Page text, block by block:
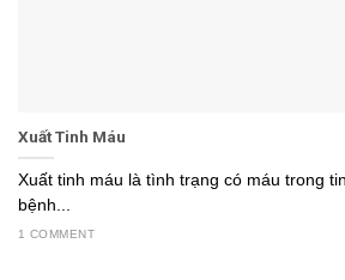
Xuất Tinh Máu
Xuất tinh máu là tình trạng có máu trong
bệnh...
1 COMMENT